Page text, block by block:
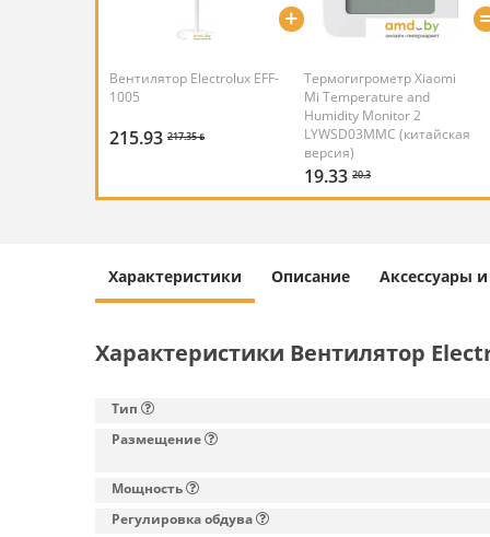
Вентилятор Electrolux EFF-
1005
215.93 217.35 ƃ
+
Термогигрометр Xiaomi
Mi Temperature and
Humidity Monitor 2
LYWSD03MMC (китайская
версия)
19.33 20.3
Характеристики Описание Аксессуары
Характеристики Вентилятор
Тип
Размещение
Мощность
Регулировка обдува